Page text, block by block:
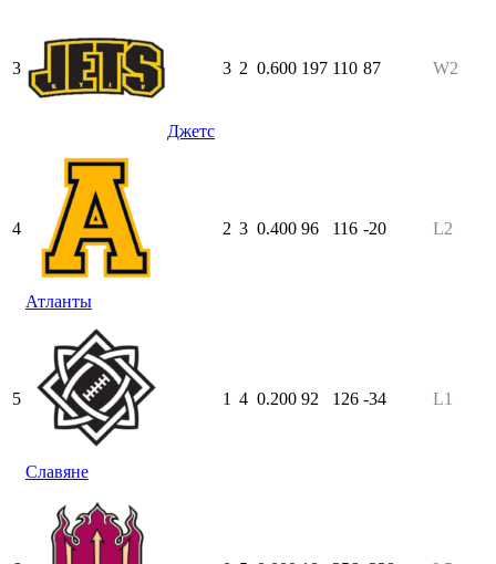
3
Джетс
3 2 0.600 197 110 87 W2
4
Атланты
2 3 0.400 96 116 -20 L2
5
Славяне
1 4 0.200 92 126 -34 L1